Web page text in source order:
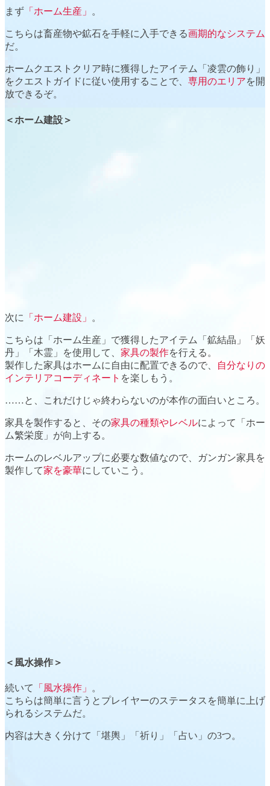
まず 「ホーム生産」 。
こちらは畜産物や鉱石を手軽に入手できる画期的なシステム
だ。
ホームクエストクリア時に獲得したアイテム 「凌雲の飾り」
をクエストガイドに従い使用することで、 専用のエリアを開
放できるぞ。
＜ホーム建設＞
次に 「ホーム建設」 。
こちらは「ホーム生産」で獲得したアイテム
「鉱結晶」「妖
丹」「木霊」
を使用して、 家具の製作を行える。
製作した家具はホームに自由に配置できるので、
自分なりの
インテリアコーディネート を楽しもう。
……と、これだけじゃ終わらないのが本作の面白いところ。
家具を製作すると、その家具の種類やレベルによって
「ホー
ム繁栄度」 が向上する。
ホームのレベルアップに必要な数値なので、ガンガン家具を
製作して家を豪華にしていこう。
＜風水操作＞
続いて 「風水操作」
。
こちらは簡単に言うと プレイヤーのステータス を簡単に上げ
られるシステムだ。
内容は大きく分けて 「堪輿」「祈り」「占い」 の3つ。